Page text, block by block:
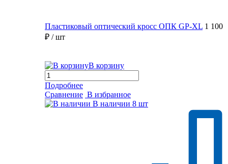
Пластиковый оптический кросс ОПК GP-XL 1 100
₽ / шт
В корзину
Подробнее
Сравнение В избранное
В наличии 8 шт